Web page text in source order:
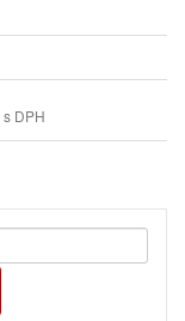
s DPH